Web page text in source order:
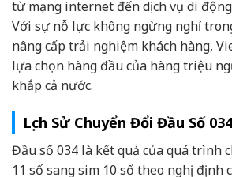
từ mạng internet đến dịch vụ di
Với sự nỗ lực không ngừng nghỉ
nâng cấp trải nghiệm khách hàng,
lựa chọn hàng đầu của hàng triệu
khắp cả nước.
Lịch Sử Chuyển Đổi Đầu Số
Đầu số 034 là kết quả của quá trình
11 số sang sim 10 số theo nghị định